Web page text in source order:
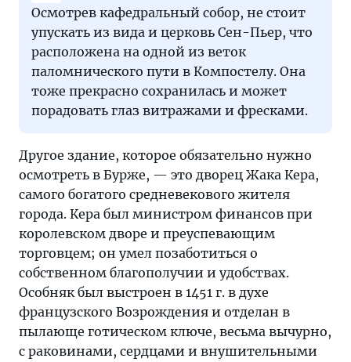
Осмотрев кафедральный собор, не стоит
упускать из вида и церковь Сен-Пьер, что
расположена на одной из веток
паломнического пути в Компостелу. Она
тоже прекрасно сохранилась и может
порадовать глаз витражами и фресками.
Другое здание, которое обязательно нужно
осмотреть в Бурже, — это дворец Жака Кера,
самого богатого средневекового жителя
города. Кера был министром финансов при
королевском дворе и преуспевающим
торговцем; он умел позаботиться о
собственном благополучии и удобствах.
Особняк был выстроен в 1451 г. в духе
французского Возрождения и отделан в
пылающе готическом ключе, весьма вычурно,
с раковинами, сердцами и внушительными